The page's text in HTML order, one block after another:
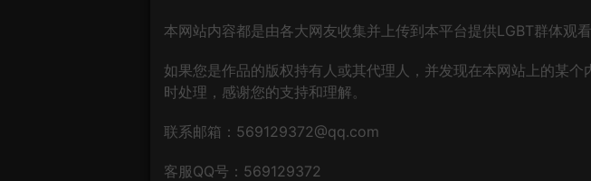
本网站内容都是由各大网友收集并上传到本平台提供LGBT群体观看
如果您是作品的版权持有人或其代理人，并发现在本网站上的某
时处理，感谢您的支持和理解。
联系邮箱：569129372@qq.com
客服QQ号：569129372